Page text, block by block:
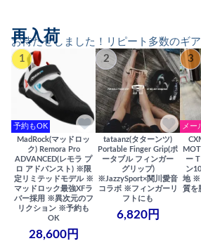
お待たせしました！リピート多数のギ
再入荷
1
予約もOK
MadRock(マッドロッ
ク) Remora Pro
ADVANCED(レモラ プ
ロ アドバンスト) ※限
定リミテッドモデル ※
マッドロック最強XFラ
バー採用 ※異次元のフ
リクション ※予約も
OK
28,600円
2
tataanz(タターンツ)
Portable Finger Grip(ポ
ータブル フィンガー
グリップ)
※JazzySport×関川愛音
コラボ ※フィンガーリ
フトにも
6,820円
3
メー
ー
ン
地 ※
質を